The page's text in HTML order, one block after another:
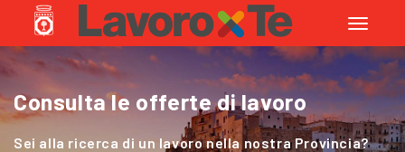
Toggle
Consulta le offerte di lavoro
Sei alla ricerca di un lavoro nella nostra Provincia?
Cerchi Lavoro nel Settore Agricolo
?